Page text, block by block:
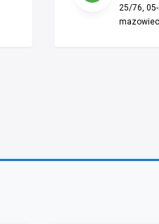
25/76,